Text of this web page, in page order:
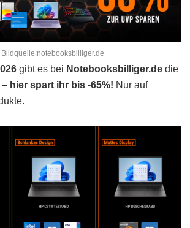
Bildquelle:notebooksbilliger.de
gibt es bei Notebooksbilliger.de die
– hier spart ihr bis -65%! Nur auf